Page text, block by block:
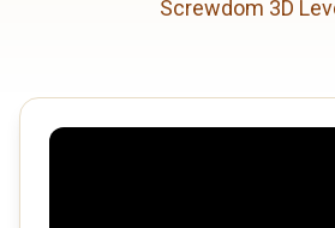
Screwdom 3D